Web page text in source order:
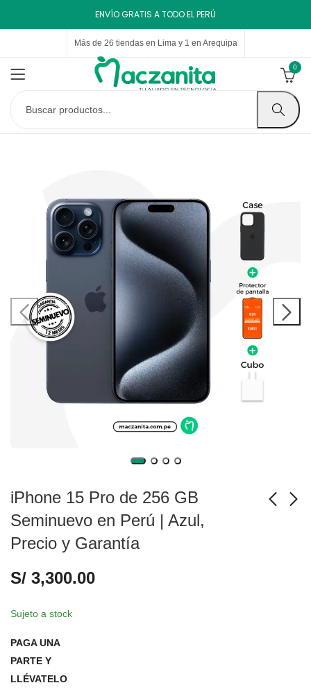
ENVÍO GRATIS A TODO EL PERÚ
Más de 26 tiendas en Lima y 1 en Arequipa
0
iPhone 15 Pro de 256 GB
Seminuevo en Perú | Azul,
Precio y Garantía
S/ 3,300.00
Sujeto a stock
PAGA UNA
PARTE Y
LLÉVATELO